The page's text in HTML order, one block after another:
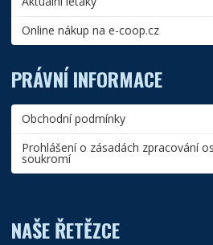
Online nákup na e-coop.cz
PRÁVNÍ INFORMACE
Obchodní podmínky
Prohlášení o zásadách zpracování
soukromí
NAŠE ŘETĚZCE